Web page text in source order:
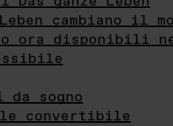
cambiano il
ora disponibili
da sogno
convertibile